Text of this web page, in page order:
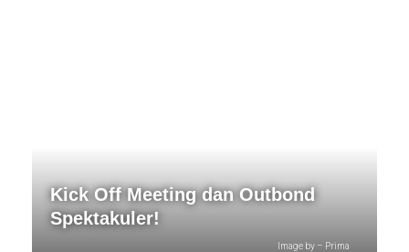
Kick Off Meeting dan Outbond
Spektakuler!
Image by – Prima